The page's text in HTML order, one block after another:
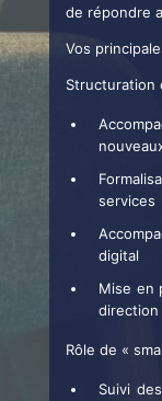
de répondre
Vos
Structuration
services
digital
Mise en
direction
Rôle de «
Suivi